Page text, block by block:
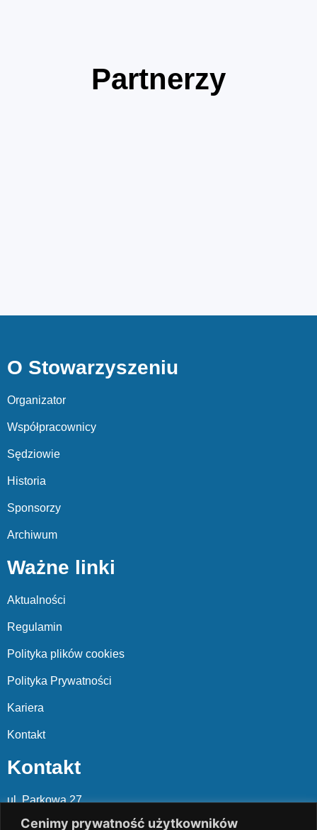
Cenimy prywatność użytkowników
Partnerzy
O Stowarzyszeniu
Organizator
Współpracownicy
Sędziowie
Historia
Sponsorzy
Archiwum
Ważne linki
Aktualności
Regulamin
Polityka plików cookies
Polityka Prywatności
Kariera
Kontakt
Kontakt
ul. Parkowa 27
05-120 Legionowo